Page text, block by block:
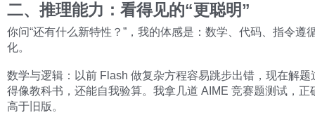
二、推理能力：看得见的“更聪明”
你问“还有什么新特性？”，我的体感是：数学、代码、指令遵
化。
数学与逻辑：以前 Flash 做复杂方程容易跳步出错，现在解题
得像教科书，还能自我验算。我拿几道 AIME 竞赛题测试，正
高于旧版。